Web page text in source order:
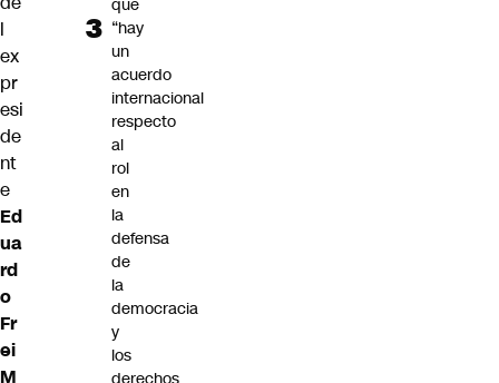
l
ex
pr
esi
de
nt
e
Ed
ua
rd
o
Fr
ei
M
que
“hay
un
acuerdo
internacional
respecto
al
rol
en
la
defensa
de
la
democracia
y
los
derechos